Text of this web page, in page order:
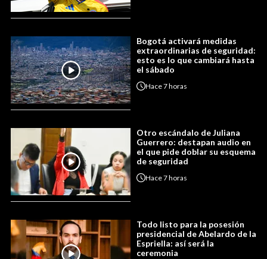
Bogotá activará medidas
extraordinarias de seguridad:
esto es lo que cambiará hasta
el sábado
Hace7 horas
Otro escándalo de Juliana
Guerrero: destapan audio en
el que pide doblar su esquema
de seguridad
Hace7 horas
Todo listo para la posesión
presidencial de Abelardo de la
Espriella: así será la
ceremonia